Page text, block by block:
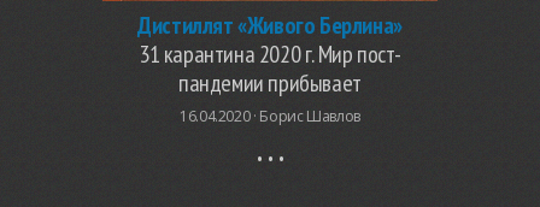
Дистиллят «Живого Берлина»
31 карантина 2020 г. Мир пост-
пандемии прибывает
16.04.2020 · Борис Шавлов